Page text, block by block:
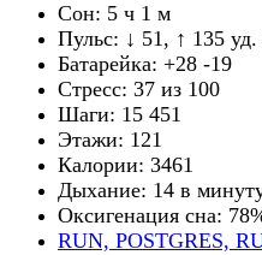
Сон: 5 ч 1 м
Пульс: ↓ 51, ↑ 135
Батарейка: +28 -19
Стресс: 37 из 100
Шаги: 15 451
Этажи: 121
Калории: 3461
Дыхание: 14 в
Оксигенация сна:
RUN, POSTGRES,